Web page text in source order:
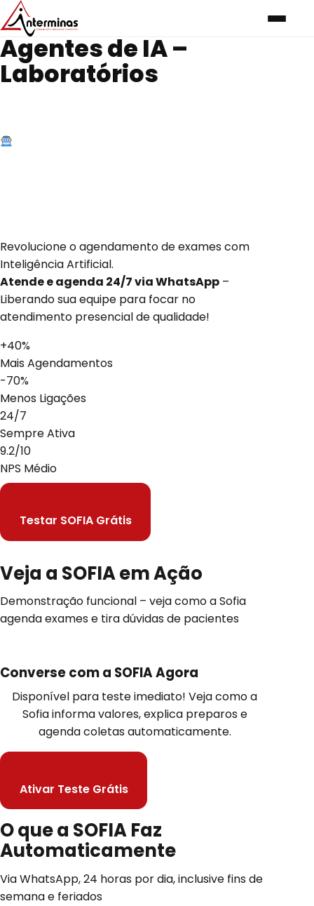
Agentes de IA –
Laboratórios
Revolucione o agendamento de exames com
Inteligência Artificial.
Atende e agenda 24/7 via WhatsApp –
Liberando sua equipe para focar no
atendimento presencial de qualidade!
+40%
Mais Agendamentos
-70%
Menos Ligações
24/7
Sempre Ativa
9.2/10
NPS Médio
Testar SOFIA Grátis
Veja a SOFIA emAção
Demonstração funcional – veja como a Sofia
agenda exames e tira dúvidas de pacientes
Converse com a SOFIA Agora
Disponível para teste imediato! Veja como a
Sofia informa valores, explica preparos e
agenda coletas automaticamente.
Ativar Teste Grátis
O que a SOFIA Faz
Automaticamente
Via WhatsApp, 24 horas por dia, inclusive fins de
semana e feriados